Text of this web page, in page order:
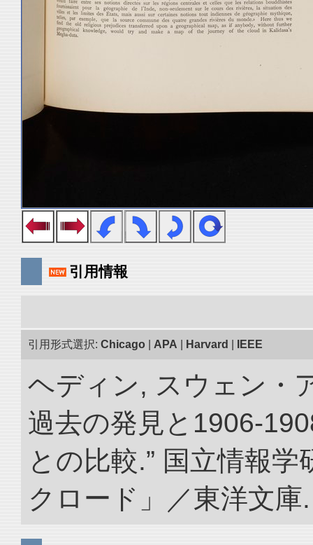
引用情報
引用形式選択: Chicago APA Harvard IEEE
ヘディン, スウェン・
過去の発見と1906-
との比較.” 国立情報
クロード」／東洋文